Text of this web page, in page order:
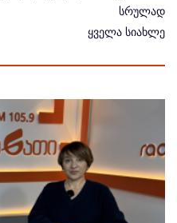
სრულად
ყველა სიახლე